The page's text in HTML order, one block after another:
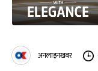
अनलाइनखबर